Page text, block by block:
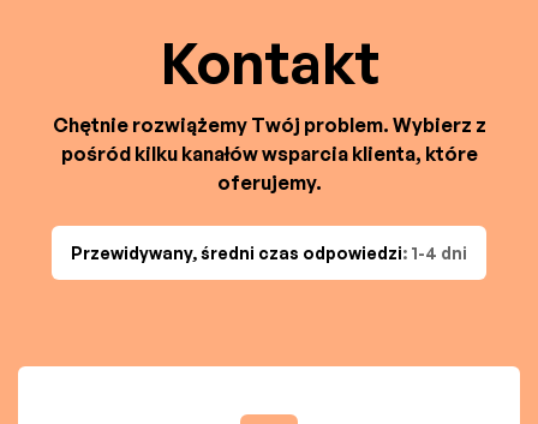
Kontakt
Chętnie rozwiążemy Twój problem. Wybierz z
pośród kilku kanałów wsparcia klienta, które
oferujemy.
Przewidywany, średni czas odpowiedzi: 1-4 dni